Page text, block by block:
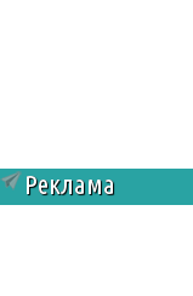
Реклама